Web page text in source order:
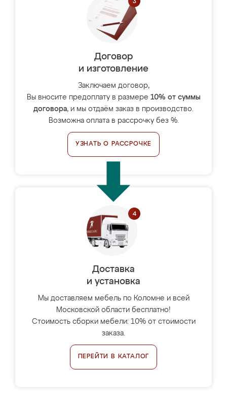
Договор
и изготовление
Заключаем договор,
Вы вносите предоплату в размере 10% от суммы
договора, и мы отдаём заказ в производство.
Возможна оплата в рассрочку без %.
УЗНАТЬ О РАССРОЧКЕ
Доставка
и установка
Мы доставляем мебель по Коломне и всей
Московской области бесплатно!
Стоимость сборки мебели: 10% от стоимости
заказа.
ПЕРЕЙТИ В КАТАЛОГ